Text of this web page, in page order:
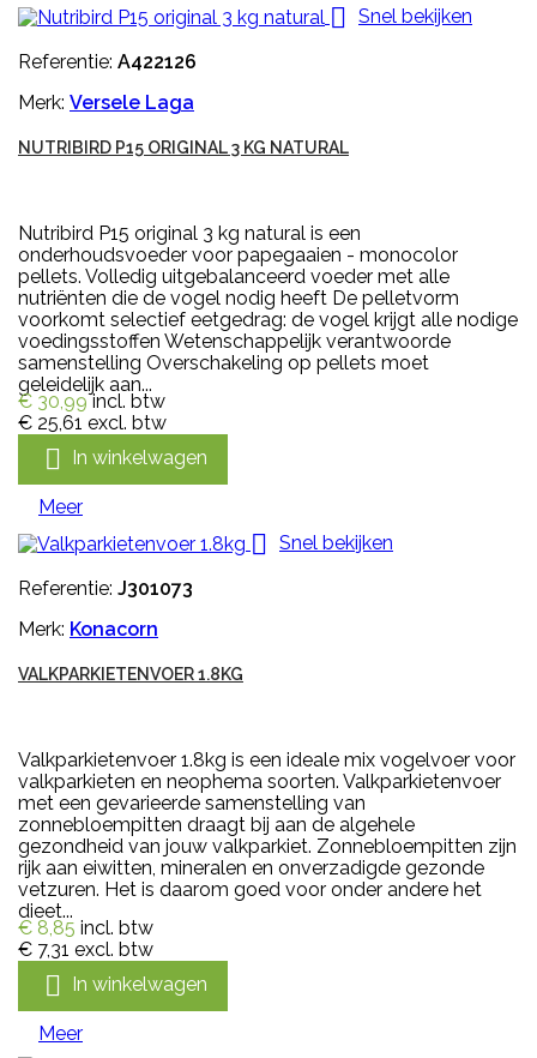
 Snel bekijken
Referentie: A422126
Merk: Versele Laga
NUTRIBIRD P15 ORIGINAL 3 KG NATURAL
Nutribird P15 original 3 kg natural is een
onderhoudsvoeder voor papegaaien - monocolor
pellets. Volledig uitgebalanceerd voeder met alle
nutriënten die de vogel nodig heeft De pelletvorm
voorkomt selectief eetgedrag: de vogel krijgt alle nodige
voedingsstoffen Wetenschappelijk verantwoorde
samenstelling Overschakeling op pellets moet
geleidelijk aan...
€ 30,99 incl. btw
€ 25,61 excl. btw
 In winkelwagen
Meer
 Snel bekijken
Referentie: J301073
Merk: Konacorn
VALKPARKIETENVOER 1.8KG
Valkparkietenvoer 1.8kg is een ideale mix vogelvoer voor
valkparkieten en neophema soorten. Valkparkietenvoer
met een gevarieerde samenstelling van
zonnebloempitten draagt bij aan de algehele
gezondheid van jouw valkparkiet. Zonnebloempitten zijn
rijk aan eiwitten, mineralen en onverzadigde gezonde
vetzuren. Het is daarom goed voor onder andere het
dieet...
€ 8,85 incl. btw
€ 7,31 excl. btw
 In winkelwagen
Meer